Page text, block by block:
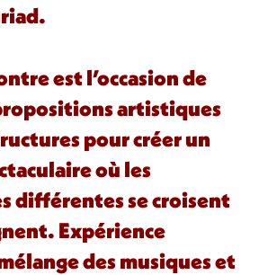
est l’occasion de
artistiques
pour créer un
où les
différentes se croisent
Expérience
des musiques et